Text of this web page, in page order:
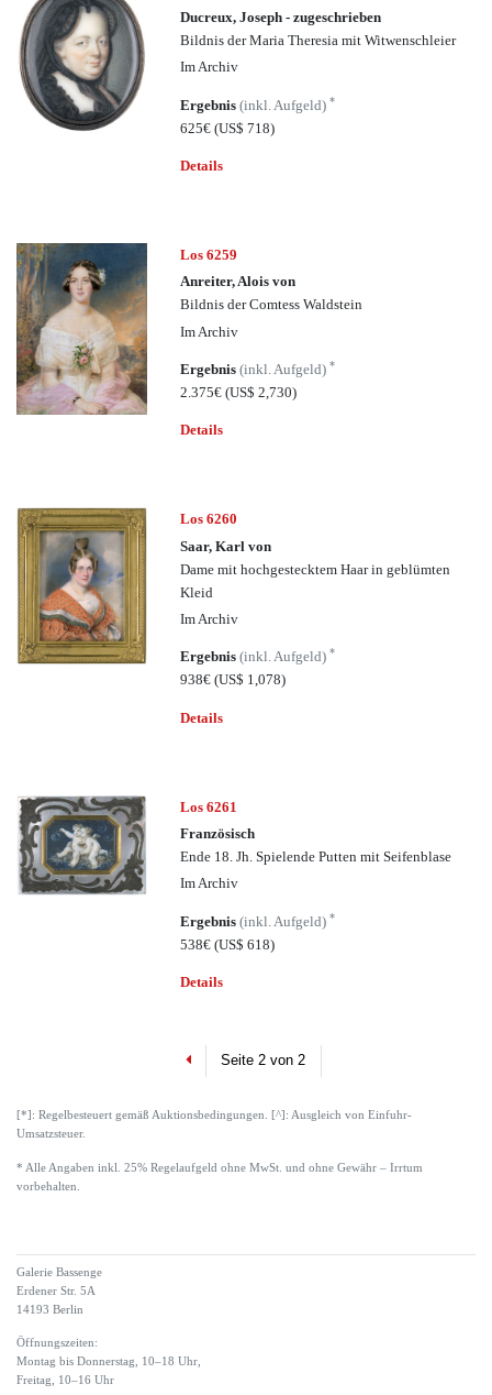
Ducreux, Joseph - zugeschrieben
Bildnis der Maria Theresia mit Witwenschleier
Im Archiv
Ergebnis(inkl. Aufgeld)*
625€(US$ 718)
Details
Los 6259
Anreiter, Alois von
Bildnis der Comtess Waldstein
Im Archiv
Ergebnis(inkl. Aufgeld)*
2.375€(US$ 2,730)
Details
Los 6260
Saar, Karl von
Dame mit hochgestecktem Haar in geblümten
Kleid
Im Archiv
Ergebnis(inkl. Aufgeld)*
938€(US$ 1,078)
Details
Los 6261
Französisch
Ende 18. Jh. Spielende Putten mit Seifenblase
Im Archiv
Ergebnis(inkl. Aufgeld)*
538€(US$ 618)
Details
PreviousSeite 2 von 2
[*]: Regelbesteuert gemäß Auktionsbedingungen. [^]: Ausgleich von Einfuhr-
Umsatzsteuer.
* Alle Angaben inkl. 25% Regelaufgeld ohne MwSt. und ohne Gewähr – Irrtum
vorbehalten.
Galerie Bassenge
Erdener Str. 5A
14193 Berlin
Öffnungszeiten:
Montag bis Donnerstag, 10–18 Uhr,
Freitag, 10–16 Uhr